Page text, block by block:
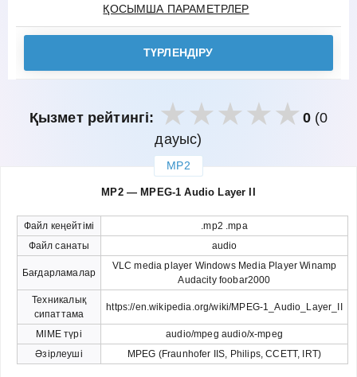
ҚОСЫМША ПАРАМЕТРЛЕР
ТҮРЛЕНДІРУ
Қызмет рейтингі: 0(0
дауыс)
MP2
MP2 — MPEG-1 Audio Layer II
Файл кеңейтімі
.mp2 .mpa
Файл санаты
audio
Бағдарламалар
VLC media player Windows Media Player Winamp
Audacity foobar2000
Техникалық
сипаттама
https://en.wikipedia.org/wiki/MPEG-1_Audio_Layer_II
MIME түрі
audio/mpeg audio/x-mpeg
Әзірлеуші
MPEG (Fraunhofer IIS, Philips, CCETT, IRT)